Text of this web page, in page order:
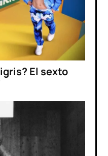
El sexto